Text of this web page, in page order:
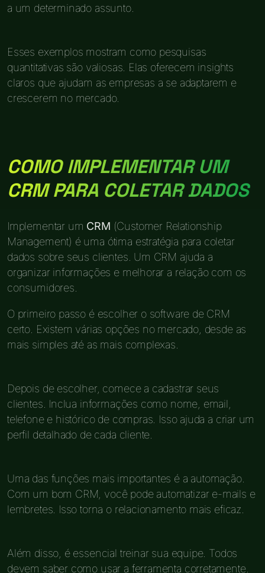
a um determinado assunto.
Esses exemplos mostram como pesquisas
quantitativas são valiosas. Elas oferecem insights
claros que ajudam as empresas a se adaptarem e
crescerem no mercado.
COMO IMPLEMENTAR UM
CRM PARA COLETAR DADOS
Implementar um CRM (Customer Relationship
Management) é uma ótima estratégia para coletar
dados sobre seus clientes. Um CRM ajuda a
organizar informações e melhorar a relação com os
consumidores.
O primeiro passo é escolher o software de CRM
certo. Existem várias opções no mercado, desde as
mais simples até as mais complexas.
Depois de escolher, comece a cadastrar seus
clientes. Inclua informações como nome, email,
telefone e histórico de compras. Isso ajuda a criar um
perfil detalhado de cada cliente.
Uma das funções mais importantes é a automação.
Com um bom CRM, você pode automatizar e-mails e
lembretes. Isso torna o relacionamento mais eficaz.
Além disso, é essencial treinar sua equipe. Todos
devem saber como usar a ferramenta corretamente.